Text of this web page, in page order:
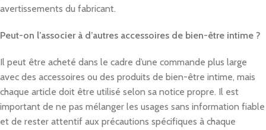
avertissements du fabricant.
Peut-on l’associer à d’autres accessoires de bien-être intime ?
Il peut être acheté dans le cadre d’une commande plus large
avec des accessoires ou des produits de bien-être intime, mais
chaque article doit être utilisé selon sa notice propre. Il est
important de ne pas mélanger les usages sans information fiable
et de rester attentif aux précautions spécifiques à chaque